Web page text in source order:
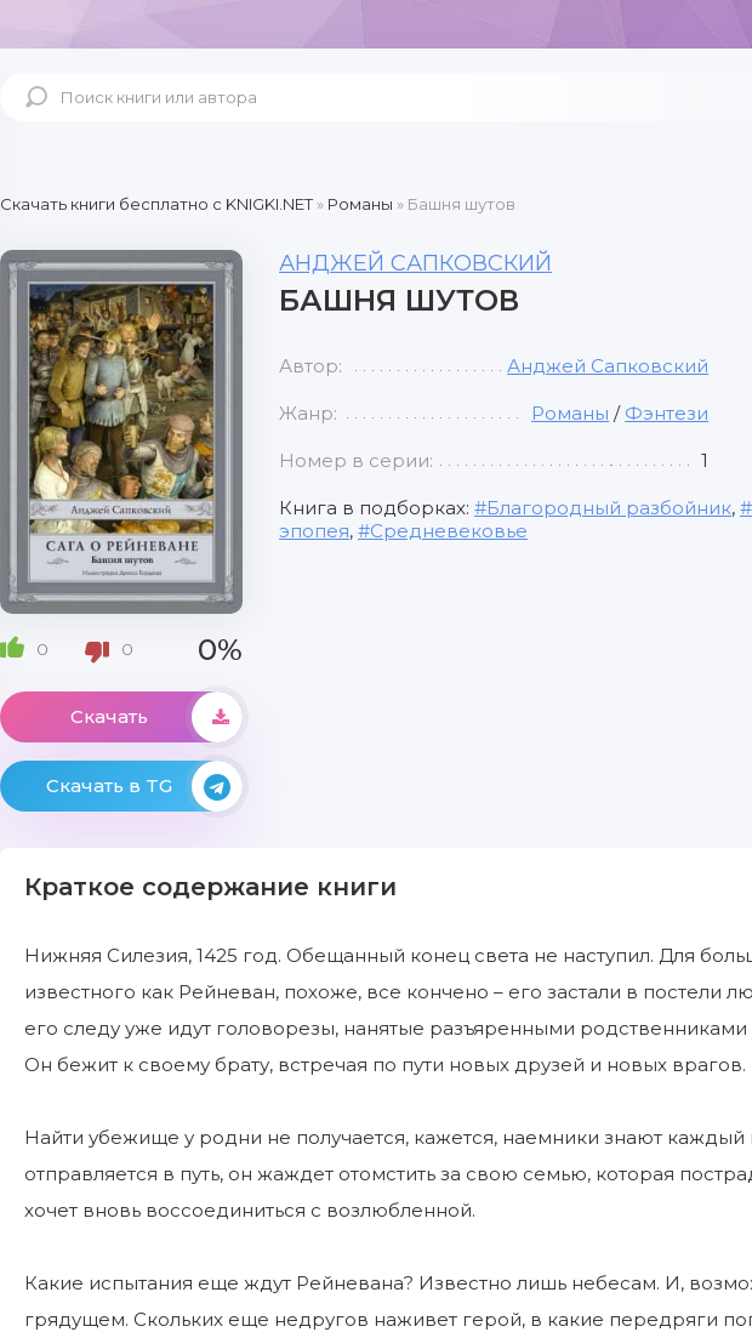
Скачать книги бесплатно c KNIGKI.NET» Романы » Башня шутов
0 0 0%
Скачать
Скачать в TG
АНДЖЕЙ САПКОВСКИЙ
БАШНЯ ШУТОВ
Автор: Анджей Сапковский
Жанр: Романы / Фэнтези
Номер в серии: 1
Книга в подборках: Благородный разбойник,
эпопея, Средневековье
Краткое содержание книги
Нижняя Силезия, 1425 год. Обещанный конец света не наступил. Для
известного как Рейневан, похоже, все кончено – его застали в постели
его следу уже идут головорезы, нанятые разъяренными
Он бежит к своему брату, встречая по пути новых друзей и новых врагов.
Найти убежище у родни не получается, кажется, наемники знают
отправляется в путь, он жаждет отомстить за свою семью, которая
хочет вновь воссоединиться с возлюбленной.
Какие испытания еще ждут Рейневана? Известно лишь небесам. И,
грядущем. Скольких еще недругов наживет герой, в какие передряги